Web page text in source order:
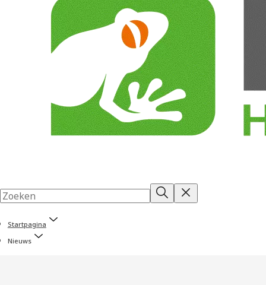
Startpagina
Nieuws